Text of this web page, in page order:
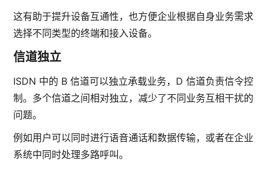
这有助于提升设备互通性，也方便企业根据自身业务需求
选择不同类型的终端和接入设备。
信道独立
ISDN 中的 B 信道可以独立承载业务，D 信道负责信令控
制。多个信道之间相对独立，减少了不同业务互相干扰的
问题。
例如用户可以同时进行语音通话和数据传输，或者在企业
系统中同时处理多路呼叫。